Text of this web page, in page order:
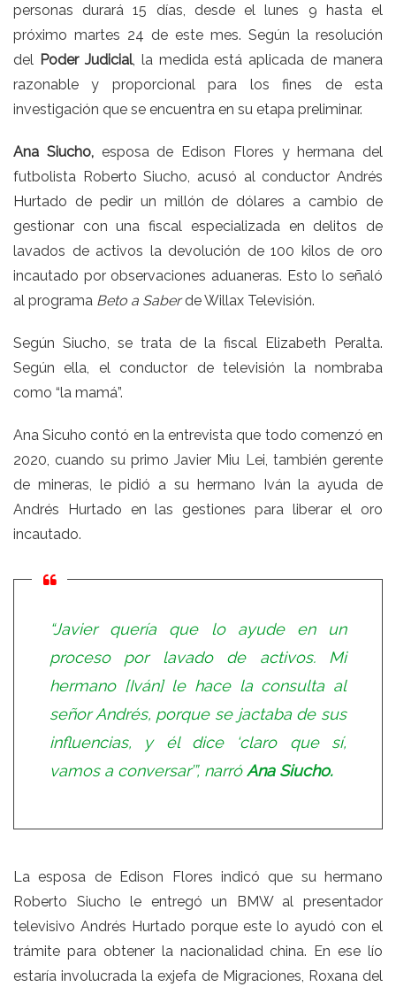
personas durará 15 días, desde el lunes 9 hasta el
próximo martes 24 de este mes. Según la resolución
del Poder Judicial, la medida está aplicada de manera
razonable y proporcional para los fines de esta
investigación que se encuentra en su etapa preliminar.
Ana Siucho,esposa de Edison Flores y hermana del
futbolista Roberto Siucho, acusó al conductor Andrés
Hurtado de pedir un millón de dólares a cambio de
gestionar con una fiscal especializada en delitos de
lavados de activos la devolución de 100 kilos de oro
incautado por observaciones aduaneras. Esto lo señaló
al programa Beto a Saberde Willax Televisión.
Según Siucho, se trata de la fiscal Elizabeth Peralta.
Según ella, el conductor de televisión la nombraba
como “la mamá”.
Ana Sicuho contó en la entrevista que todo comenzó en
2020, cuando su primo Javier Miu Lei, también gerente
de mineras, le pidió a su hermano Iván la ayuda de
Andrés Hurtado en las gestiones para liberar el oro
incautado.
“Javier quería que lo ayude en un
proceso por lavado de activos. Mi
hermano [Iván] le hace la consulta al
señor Andrés, porque se jactaba de sus
influencias, y él dice ‘claro que sí,
vamos a conversar’”, narróAna Siucho.
La esposa de Edison Flores indicó que su hermano
Roberto Siucho le entregó un BMW al presentador
televisivo Andrés Hurtado porque este lo ayudó con el
trámite para obtener la nacionalidad china. En ese lío
estaría involucrada la exjefa de Migraciones, Roxana del